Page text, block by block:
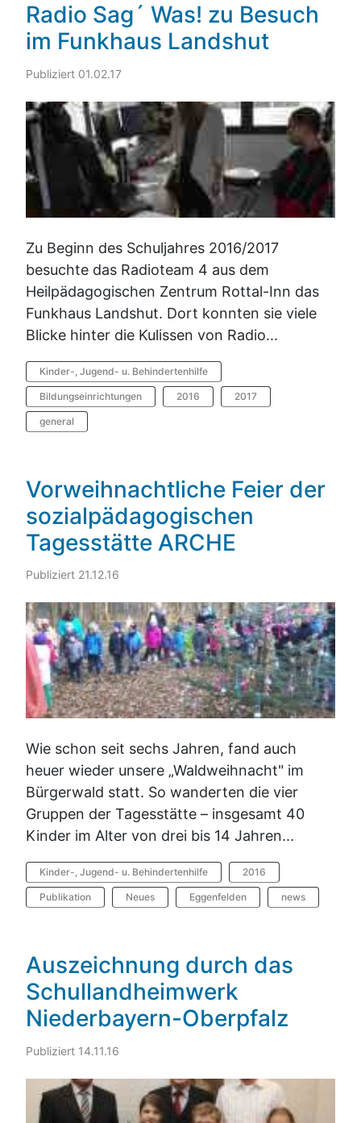
Radio Sag´ Was! zu Besuch
im Funkhaus Landshut
Publiziert 01.02.17
Zu Beginn des Schuljahres 2016/2017
besuchte das Radioteam 4 aus dem
Heilpädagogischen Zentrum Rottal-Inn das
Funkhaus Landshut. Dort konnten sie viele
Blicke hinter die Kulissen von Radio...
Kinder-, Jugend- u. Behindertenhilfe
Bildungseinrichtungen 2016 2017
general
Vorweihnachtliche Feier der
sozialpädagogischen
Tagesstätte ARCHE
Publiziert 21.12.16
Wie schon seit sechs Jahren, fand auch
heuer wieder unsere „Waldweihnacht" im
Bürgerwald statt. So wanderten die vier
Gruppen der Tagesstätte – insgesamt 40
Kinder im Alter von drei bis 14 Jahren...
Kinder-, Jugend- u. Behindertenhilfe 2016
Publikation Neues Eggenfelden news
Auszeichnung durch das
Schullandheimwerk
Niederbayern-Oberpfalz
Publiziert 14.11.16